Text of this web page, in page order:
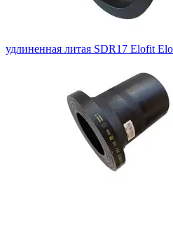
удлиненная литая SDR17 Elofit